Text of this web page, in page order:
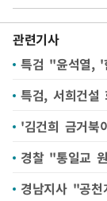
관련기사
특검 "윤석열, '
경찰 "통일교
경남지사 "공